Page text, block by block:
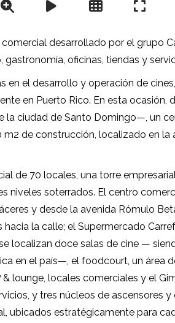
desarrollado por el grupo
oficinas, tiendas y
en el desarrollo y operación de
en Puerto Rico. En esta ocasión,
la ciudad de Santo Domingo—, un
de construcción, localizado en la
de 70 locales, una torre
niveles soterrados. El centro
y desde la avenida Rómulo
la calle; el Supermercado
localizan doce salas de cine —
en el país—, el foodcourt, un área
lounge, locales comerciales y el
y tres núcleos de ascensores
ubicados estratégicamente para